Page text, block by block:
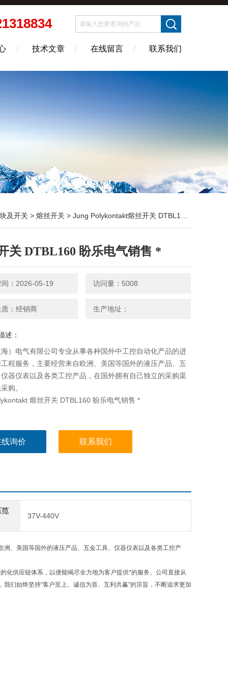
技术文章 在线留言 联系我们
及开关 > 熔丝开关 > Jung Polykontakt熔丝开关 DTBL160 盼乐电气销售 *
关 DTBL160 盼乐电气销售 *
间：2026-05-19 访问量：5008
质：经销商 生产地址：
述：
）电气有限公司专业从事各种国外中工控自动化产品的进
程服务，主要经营来自欧洲、美国等国外的液压产品、五
器仪表以及各类工控产品，在国外拥有自己独立的采购渠
购。
熔丝开关 DTBL160 盼乐电气销售 *
询价 联系我们
范
37V-440V
、美国等国外的液压产品、五金工具、仪器仪表以及各类工控产
化供应链体系，以便能竭尽全力地为客户提供*的服务。公司直接从
们始终坚持“客户至上、诚信为首、互利共赢”的宗旨，不断追求更加